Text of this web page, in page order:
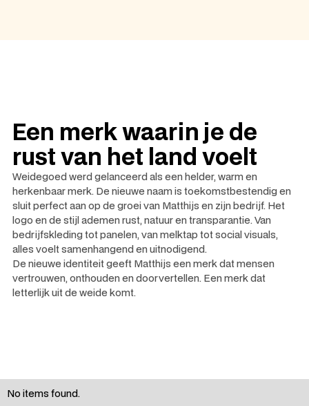
Een merk waarin je de
rust van het land voelt
Weidegoed werd gelanceerd als een helder, warm en
herkenbaar merk. De nieuwe naam is toekomstbestendig en
sluit perfect aan op de groei van Matthijs en zijn bedrijf. Het
logo en de stijl ademen rust, natuur en transparantie. Van
bedrijfskleding tot panelen, van melktap tot social visuals,
alles voelt samenhangend en uitnodigend.
De nieuwe identiteit geeft Matthijs een merk dat mensen
vertrouwen, onthouden en doorvertellen. Een merk dat
letterlijk uit de weide komt.
No items found.